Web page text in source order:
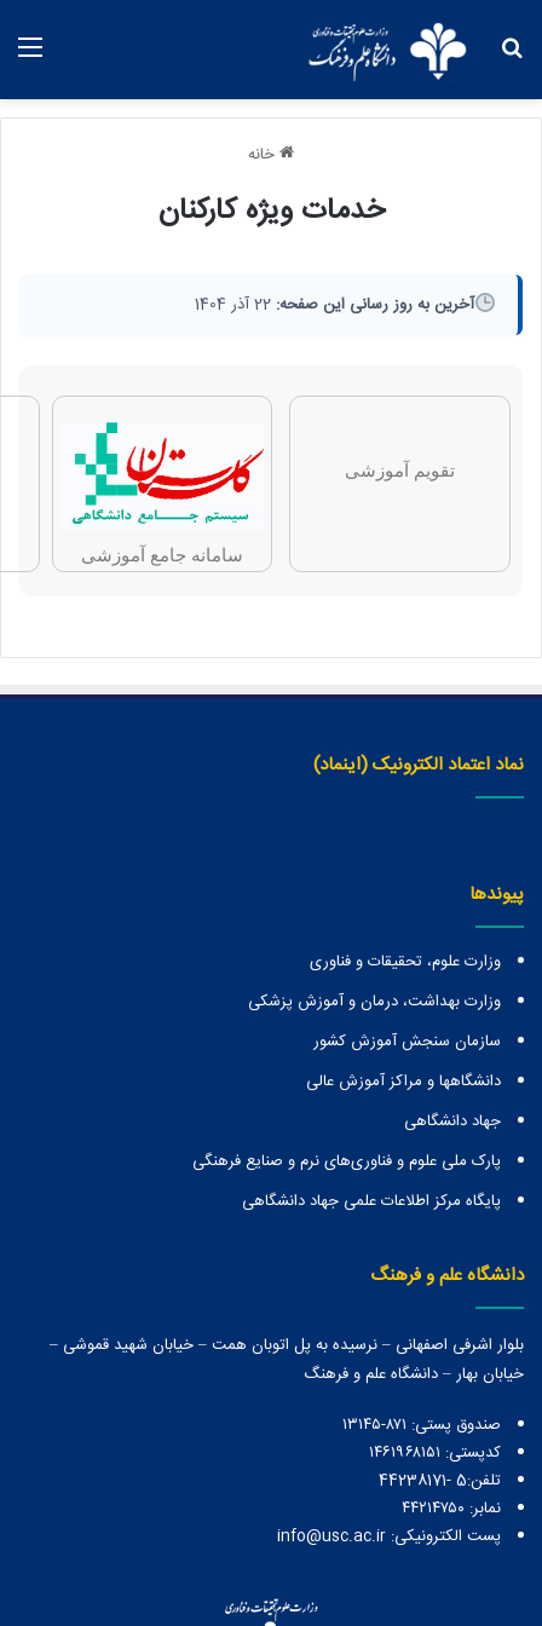
خانه
خدمات ویژه کارکنان
آخرین به روز رسانی این صفحه: 22 آذر 1404
تقويم آموزشی
سامانه جامع آموزشی
نماد اعتماد الکترونیک (اینماد)
پیوندها
وزارت علوم، تحقیقات و فناوری
وزارت بهداشت، درمان و آموزش پزشکی
سازمان سنجش آموزش کشور
دانشگاهها و مراكز آموزش عالی
جهاد دانشگاهی
پارک ملی علوم و فناوری‌های نرم و صنایع فرهنگی
پایگاه مرکز اطلاعات علمی جهاد دانشگاهی
دانشگاه علم و فرهنگ
بلوار اشرفی اصفهانی – نرسیده به پل اتوبان همت – خیابان شهید قموشی –
خیابان بهار – دانشگاه علم و فرهنگ
صندوق پستی:‌ ۸۷۱-۱۳۱۴۵
کدپستی: ۱۴۶۱۹۶۸۱۵۱
تلفن:5 -44238171
نمابر: ۴۴۲۱۴۷۵۰
پست الکترونیکی: info@usc.ac.ir